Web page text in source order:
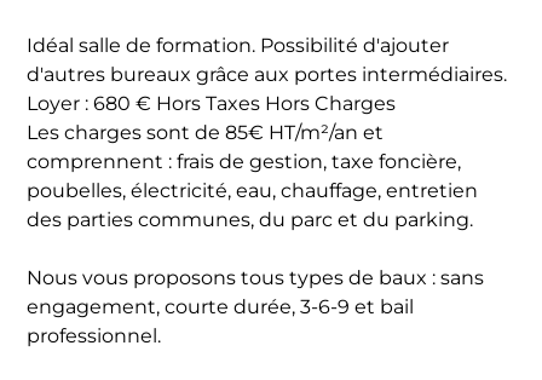
Idéal salle de formation. Possibilité d'ajouter
d'autres bureaux grâce aux portes intermédiaires.
Loyer : 680 € Hors Taxes Hors Charges
Les charges sont de 85€ HT/m²/an et
comprennent : frais de gestion, taxe foncière,
poubelles, électricité, eau, chauffage, entretien
des parties communes, du parc et du parking.
Nous vous proposons tous types de baux : sans
engagement, courte durée, 3-6-9 et bail
professionnel.